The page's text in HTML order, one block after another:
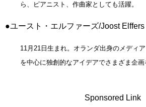
ら、ピアニスト、作曲家としても活躍。
●ユースト・エルファーズ/Joost Elffers
11月21日生まれ。オランダ出身のメディ
を中心に独創的なアイデアでさまざま企画
Sponsored Link